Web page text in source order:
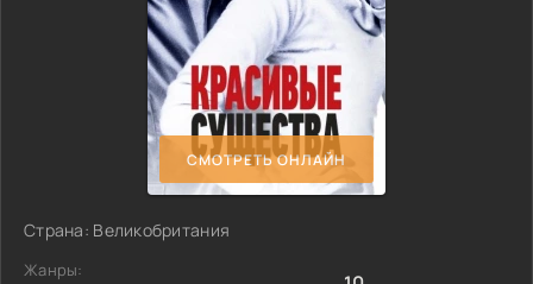
СМОТРЕТЬ ОНЛАЙН
Страна: Великобритания
Жанры: